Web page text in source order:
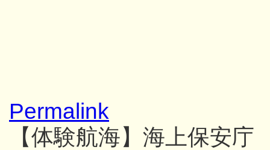
Permalink
【体験航海】海上保安